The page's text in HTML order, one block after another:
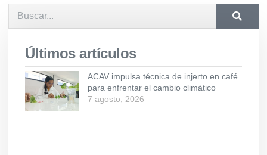
Últimos artículos
ACAV impulsa técnica de injerto en café
para enfrentar el cambio climático
7 agosto, 2026